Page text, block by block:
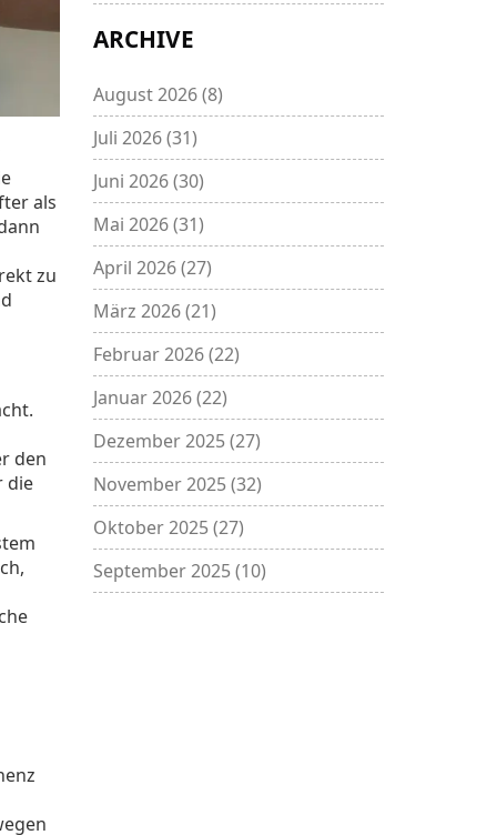
als
zu
den
die
ARCHIVE
August 2026(8)
Juli 2026(31)
Juni 2026(30)
Mai 2026(31)
April 2026(27)
März 2026(21)
Februar 2026(22)
Januar 2026(22)
Dezember 2025(27)
November 2025(32)
Oktober 2025(27)
September 2025(10)